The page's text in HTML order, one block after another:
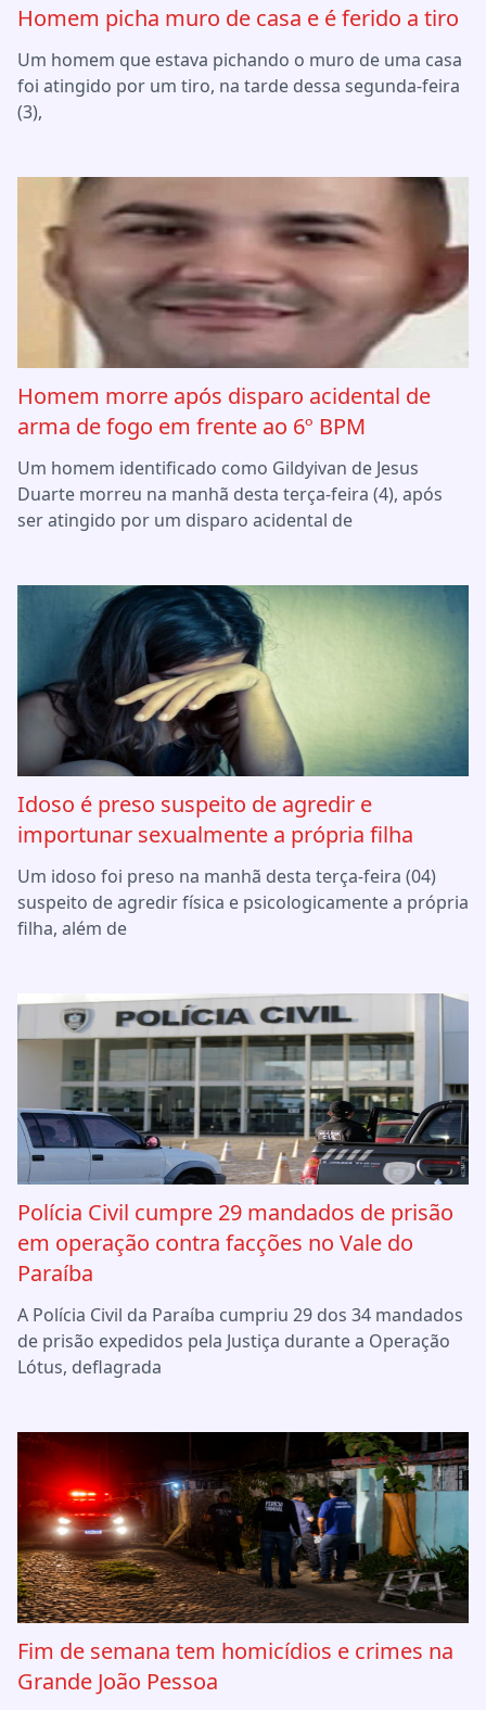
Homem picha muro de casa e é ferido a tiro
Um homem que estava pichando o muro de uma casa
foi atingido por um tiro, na tarde dessa segunda-feira
(3),
Homem morre após disparo acidental de
arma de fogo em frente ao 6º BPM
Um homem identificado como Gildyivan de Jesus
Duarte morreu na manhã desta terça-feira (4), após
ser atingido por um disparo acidental de
Idoso é preso suspeito de agredir e
importunar sexualmente a própria filha
Um idoso foi preso na manhã desta terça-feira (04)
suspeito de agredir física e psicologicamente a própria
filha, além de
Polícia Civil cumpre 29 mandados de prisão
em operação contra facções no Vale do
Paraíba
A Polícia Civil da Paraíba cumpriu 29 dos 34 mandados
de prisão expedidos pela Justiça durante a Operação
Lótus, deflagrada
Fim de semana tem homicídios e crimes na
Grande João Pessoa